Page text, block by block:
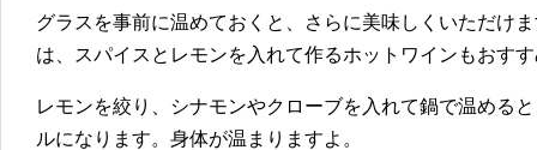
グラスを事前に温めておくと、さらに美味しくいただけ
は、スパイスとレモンを入れて作るホットワインもおす
レモンを絞り、シナモンやクローブを入れて鍋で温める
ルになります。身体が温まりますよ。